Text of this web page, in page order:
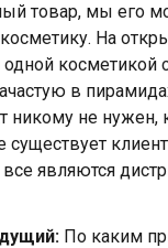
товар, мы его
На
косметикой
в
никому не нужен,
все являются
По каким